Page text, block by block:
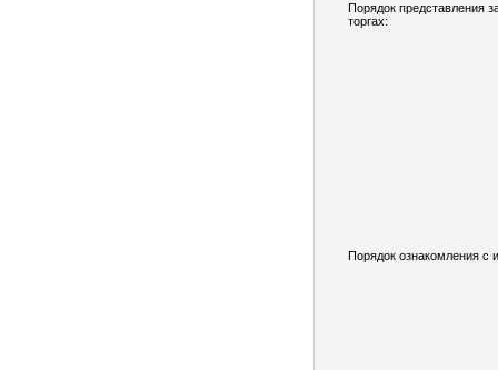
Порядок представления
торгах:
Порядок ознакомления с